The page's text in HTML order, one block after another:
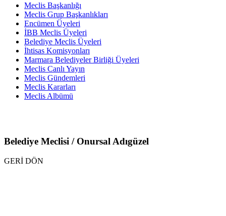
Meclis Başkanlığı
Meclis Grup Başkanlıkları
Encümen Üyeleri
İBB Meclis Üyeleri
Belediye Meclis Üyeleri
İhtisas Komisyonları
Marmara Belediyeler Birliği Üyeleri
Meclis Canlı Yayın
Meclis Gündemleri
Meclis Kararları
Meclis Albümü
Belediye Meclisi / Onursal Adıgüzel
GERİ DÖN